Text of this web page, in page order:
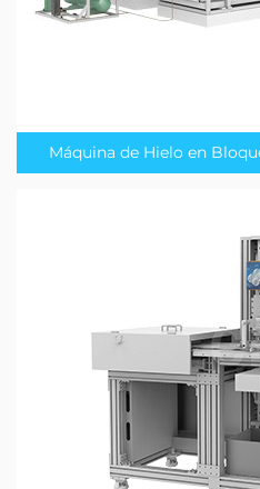
Máquina de Hielo en